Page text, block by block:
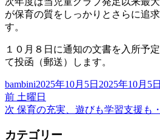
が保育の質をしっかりとさらに追
す。
１０月８日に通知の文書を入所予
て投函（郵送）します。
投
稿
者
bambini投
稿
日:
2025年10月5日 2025年10月5日
投
稿
前 前
の
稿:
土曜日
次 次
投
保育の充実、遊びも学習支援も
カテゴリー